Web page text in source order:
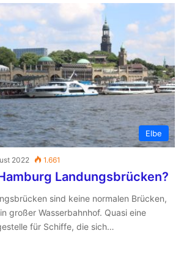
Elbe
2022 1.661
Landungsbrücken?
sind keine normalen Brücken,
großer Wasserbahnhof. Quasi eine
für Schiffe, die sich…